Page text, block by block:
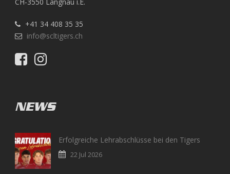
+41 34 408 35 35
info@scltigers.ch
NEWS
Erfolgreiche Lehrabschlüsse bei den Tigers
22 Jul 2026